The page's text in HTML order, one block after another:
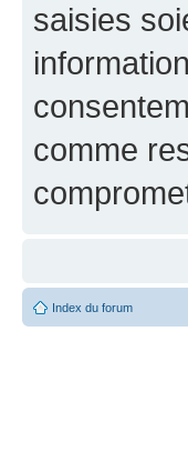
saisies
comme
Index du forum